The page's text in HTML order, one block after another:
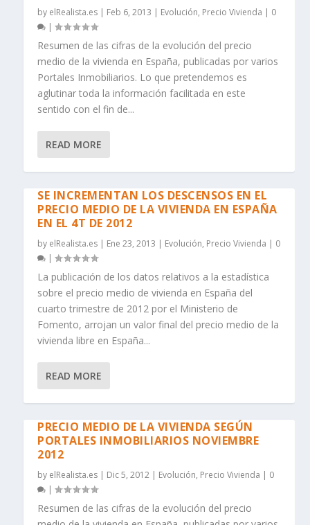
by elRealista.es | Feb 6, 2013 | Evolución, Precio Vivienda | 0
|
Resumen de las cifras de la evolución del precio
medio de la vivienda en España, publicadas por varios
Portales Inmobiliarios. Lo que pretendemos es
aglutinar toda la información facilitada en este
sentido con el fin de...
READ MORE
SE INCREMENTAN LOS DESCENSOS EN EL
PRECIO MEDIO DE LA VIVIENDA EN ESPAÑA
EN EL 4T DE 2012
by elRealista.es | Ene 23, 2013 | Evolución, Precio Vivienda | 0
|
La publicación de los datos relativos a la estadística
sobre el precio medio de vivienda en España del
cuarto trimestre de 2012 por el Ministerio de
Fomento, arrojan un valor final del precio medio de la
vivienda libre en España...
READ MORE
PRECIO MEDIO DE LA VIVIENDA SEGÚN
PORTALES INMOBILIARIOS NOVIEMBRE
2012
by elRealista.es | Dic 5, 2012 | Evolución, Precio Vivienda | 0
|
Resumen de las cifras de la evolución del precio